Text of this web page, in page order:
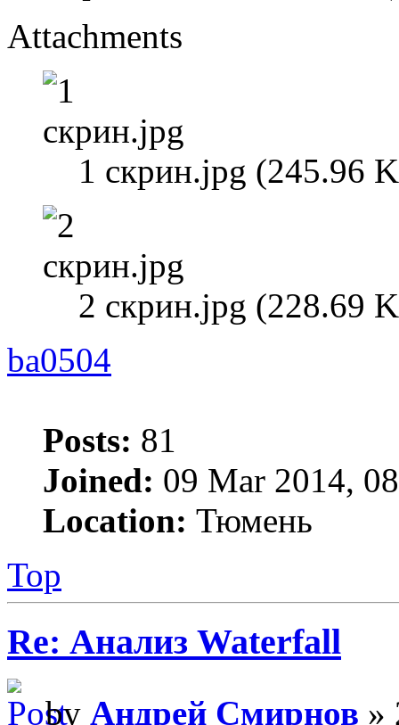
Attachments
1 скрин.jpg (245.96
2 скрин.jpg (228.69
ba0504
Posts: 81
Joined: 09 Mar 2014,
Location: Тюмень
Top
Re: Анализ Waterfall
by Андрей Смирнов »